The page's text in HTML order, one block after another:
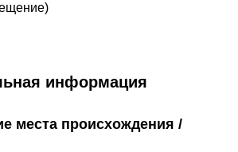
информация
места происхождения /